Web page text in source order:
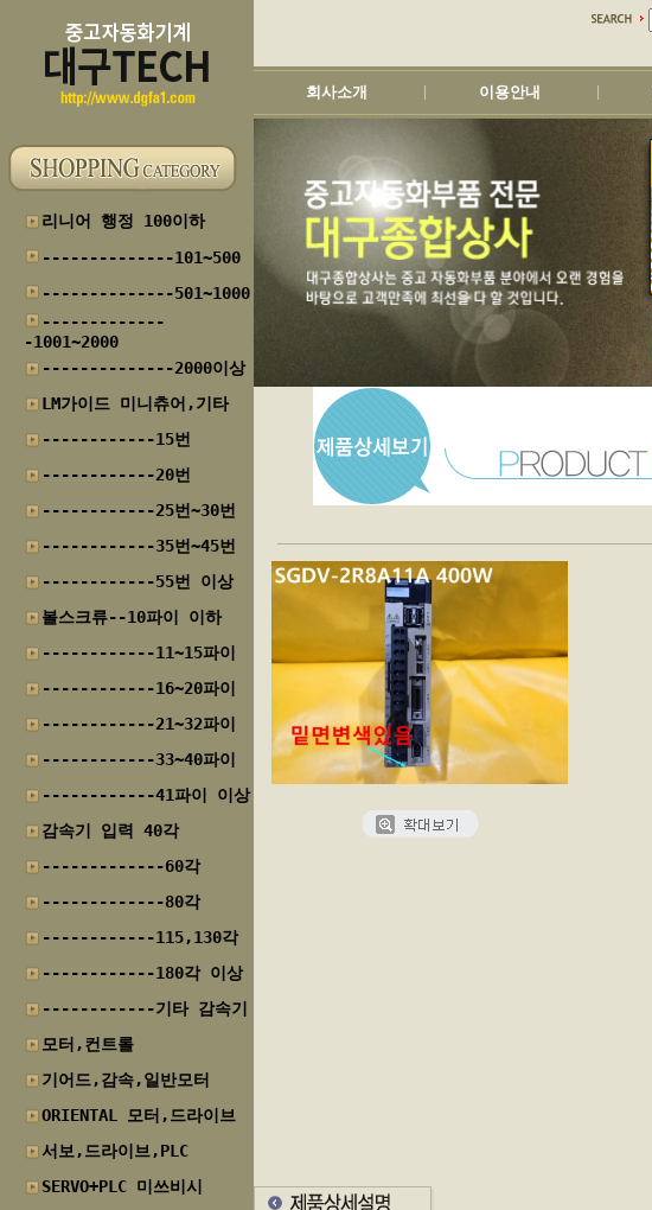
회사소개 이용안내
리니어 행정 100이하
--------------101~500
--------------501~1000
-------------
-1001~2000
--------------2000이상
LM가이드 미니츄어,기타
------------15번
------------20번
------------25번~30번
------------35번~45번
------------55번 이상
볼스크류--10파이 이하
------------11~15파이
------------16~20파이
------------21~32파이
------------33~40파이
------------41파이 이상
감속기 입력 40각
-------------60각
-------------80각
------------115,130각
------------180각 이상
------------기타 감속기
모터,컨트롤
기어드,감속,일반모터
ORIENTAL 모터,드라이브
서보,드라이브,PLC
SERVO+PLC 미쓰비시